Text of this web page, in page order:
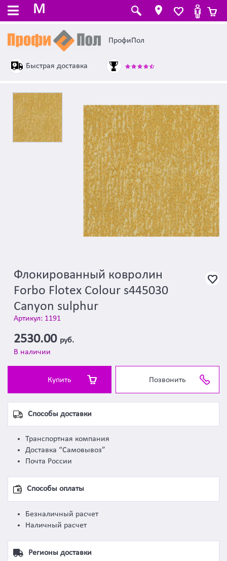
M
ПрофиПол
Быстрая доставка
Флокированный ковролин
Forbo Flotex Colour s445030
Canyon sulphur
Артикул: 1191
2530.00 руб.
В наличии
Купить Позвонить
Способы доставки
Транспортная компания
Доставка “Самовывоз”
Почта России
Способы оплаты
Безналичный расчет
Наличный расчет
Регионы доставки